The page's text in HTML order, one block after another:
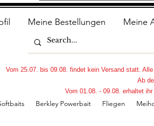
Meine Bestellungen Meine
Berkley Powerbait Fliegen
Vom 25.07. bis 09.08. findet kein Versand statt.
Ab
Vom 01.08. - 09.08. erhaltet